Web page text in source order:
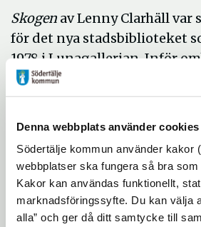
Denna webbplats använder cookies
Södertälje kommun använder kakor
webbplatser ska fungera så bra som
Kakor kan användas funktionellt,
marknadsföringssyfte. Du kan välja
alla” och ger då ditt samtycke till
Skogen av Lenny Clarhäll var
för det nya stadsbiblioteket
1978 i Lunagallerian. Inför
biblioteket 2005 plockades
det inte längre fick plats.
olika möjligheter till
omarbetad version av
anpassad efter Stadshuset,
många Södertäljebor får ta